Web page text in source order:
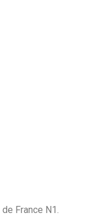
France N1.